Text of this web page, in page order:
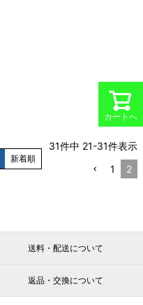
新着順
31件中 21-31件表示
1
2
カートへ
送料・配送について
返品・交換について